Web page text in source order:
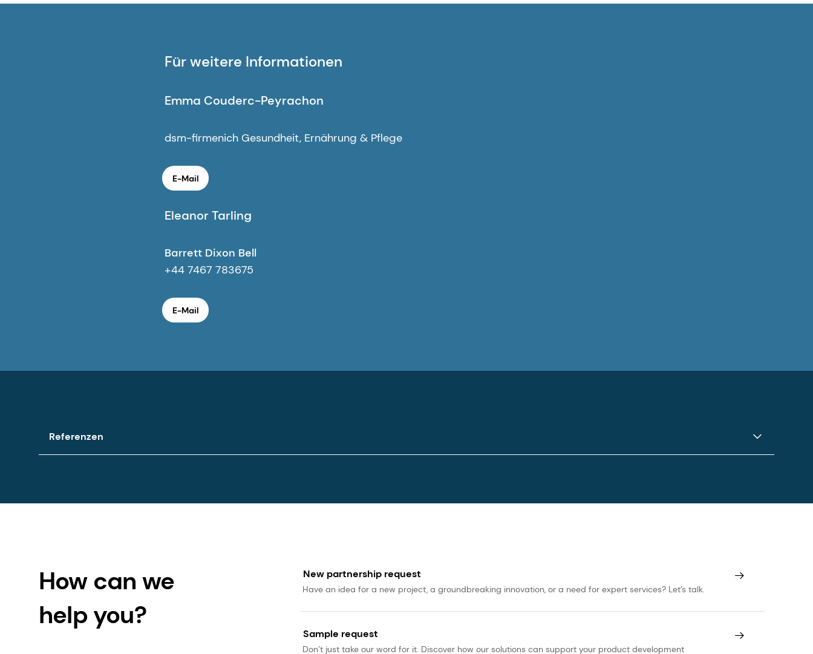
Für weitere Informationen
Emma Couderc-Peyrachon
dsm-firmenich Gesundheit, Ernährung & Pflege
E-Mail
Eleanor Tarling
Barrett Dixon Bell
+44 7467 783675
E-Mail
Referenzen
How can we
help you?
New partnership request
Have an idea for a new project, a groundbreaking innovation, or a need for expert services? Let’s talk.
Sample request
Don’t just take our word for it. Discover how our solutions can support your product development